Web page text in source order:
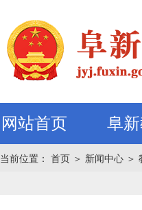
网站首页 阜
当前位置： 首页 ＞ 新闻中心 ＞